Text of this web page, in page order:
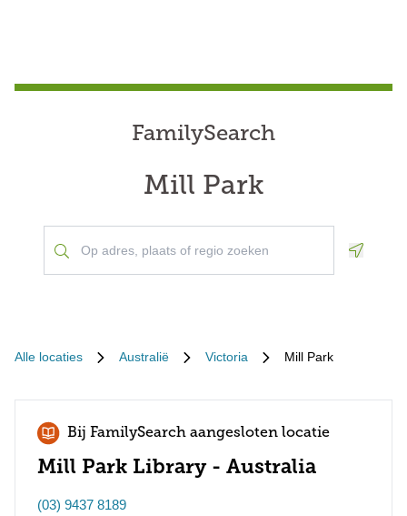
FamilySearch
Mill Park
Alle locaties Australië Victoria Mill Park
Bij FamilySearch aangesloten locatie
Mill Park Library - Australia
(03) 9437 8189